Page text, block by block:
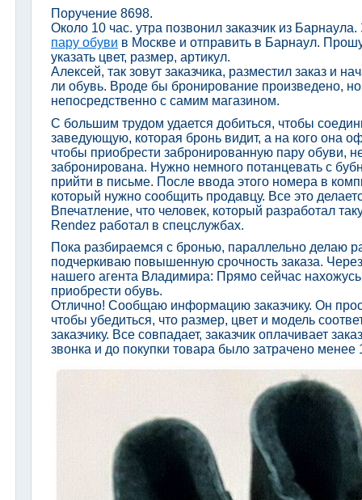
Поручение 8698.
Около 10 час. утра позвонил заказчик из
пару обуви в Москве и отправить в Барнаул.
указать цвет, размер, артикул.
Алексей, так зовут заказчика, разместил заказ и
ли обувь. Вроде бы бронирование произведено,
непосредственно с самим магазином.
С большим трудом удается добиться, чтобы
заведующую, которая бронь видит, а на кого она
чтобы приобрести забронированную пару обуви,
забронирована. Нужно немного потанцевать с
прийти в письме. После ввода этого номера в
который нужно сообщить продавцу. Все это
Впечатление, что человек, который разработал
Rendez работал в спецслужбах.
Пока разбираемся с бронью, параллельно делаю
подчеркиваю повышенную срочность заказа.
нашего агента Владимира: Прямо сейчас
приобрести обувь.
Отлично! Сообщаю информацию заказчику. Он
чтобы убедиться, что размер, цвет и модель
заказчику. Все совпадает, заказчик оплачивает
звонка и до покупки товара было затрачено менее